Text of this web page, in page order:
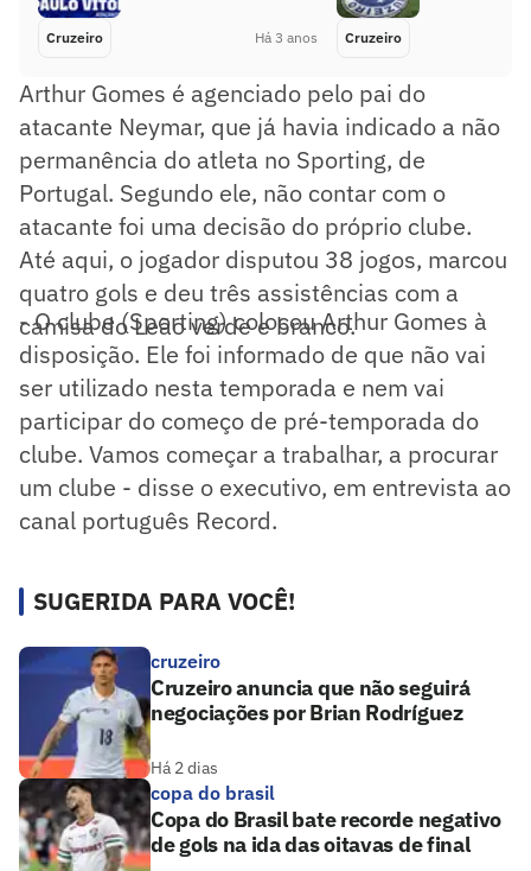
Cruzeiro Há 3 anos Cruzeiro
Arthur Gomes é agenciado pelo pai do
atacante Neymar, que já havia indicado a não
permanência do atleta no Sporting, de
Portugal. Segundo ele, não contar com o
atacante foi uma decisão do próprio clube.
Até aqui, o jogador disputou 38 jogos, marcou
quatro gols e deu três assistências com a
camisa do Leão verde e branco.
- O clube (Sporting) colocou Arthur Gomes à
disposição. Ele foi informado de que não vai
ser utilizado nesta temporada e nem vai
participar do começo de pré-temporada do
clube. Vamos começar a trabalhar, a procurar
um clube - disse o executivo, em entrevista ao
canal português Record.
SUGERIDA PARA VOCÊ!
cruzeiro
Cruzeiro anuncia que não seguirá
negociações por Brian Rodríguez
Há 2 dias
copa do brasil
Copa do Brasil bate recorde negativo
de gols na ida das oitavas de final